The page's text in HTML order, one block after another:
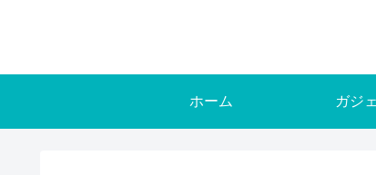
ホーム ガジ